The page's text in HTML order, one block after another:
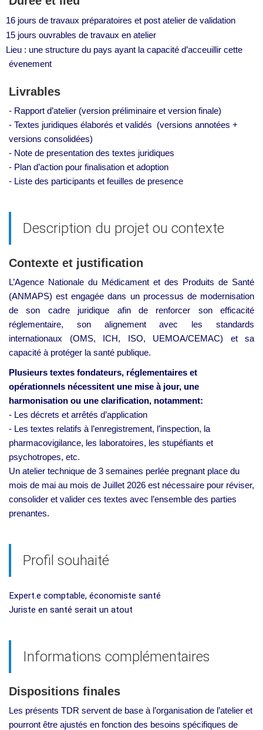
16 jours de travaux préparatoires et post atelier de validation
15 jours ouvrables de travaux en atelier
Lieu : une structure du pays ayant la capacité d’acceuillir cette
évenement
Livrables
- Rapport d’atelier (version préliminaire et version finale)
- Textes juridiques élaborés et validés (versions annotées +
versions consolidées)
- Note de presentation des textes juridiques
- Plan d’action pour finalisation et adoption
- Liste des participants et feuilles de presence
Description du projet ou contexte
Contexte et justification
L’Agence Nationale du Médicament et des Produits de Santé
(ANMAPS) est engagée dans un processus de modernisation
de son cadre juridique afin de renforcer son efficacité
réglementaire, son alignement avec les standards
internationaux (OMS, ICH, ISO, UEMOA/CEMAC) et sa
capacité à protéger la santé publique.
Plusieurs textes fondateurs, réglementaires et
opérationnels nécessitent une mise à jour, une
harmonisation ou une clarification, notamment:
- Les décrets et arrêtés d’application
- Les textes relatifs à l’enregistrement, l’inspection, la
pharmacovigilance, les laboratoires, les stupéfiants et
psychotropes, etc.
Un atelier technique de 3 semaines perlée pregnant place du
mois de mai au mois de Juillet 2026 est nécessaire pour réviser,
consolider et valider ces textes avec l’ensemble des parties
prenantes.
Profil souhaité
Expert.e comptable, économiste santé
Juriste en santé serait un atout
Informations complémentaires
Dispositions finales
Les présents TDR servent de base à l’organisation de l’atelier et
pourront être ajustés en fonction des besoins spécifiques de